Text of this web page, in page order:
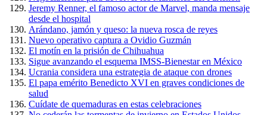
Jeremy Renner, el famoso actor de Marvel, manda mensaje
desde el hospital
Arándano, jamón y queso: la nueva rosca de reyes
Nuevo operativo captura a Ovidio Guzmán
El motín en la prisión de Chihuahua
Sigue avanzando el esquema IMSS-Bienestar en México
Ucrania considera una estrategia de ataque con drones
El papa emérito Benedicto XVI en graves condiciones de
salud
Cuídate de quemaduras en estas celebraciones